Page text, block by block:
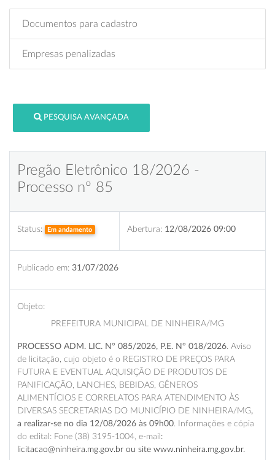
Documentos para cadastro
Empresas penalizadas
PESQUISA AVANÇADA
Pregão Eletrônico 18/2026 -
Processo nº 85
Status: Em andamento Abertura: 12/08/2026 09:00
Publicado em: 31/07/2026
Objeto:
PREFEITURA MUNICIPAL DE NINHEIRA/MG
PROCESSO ADM. LIC. N° 085/2026, P.E. N° 018/2026 . Aviso
de licitação, cujo objeto é o REGISTRO DE PREÇOS PARA
FUTURA E EVENTUAL AQUISIÇÃO DE PRODUTOS DE
PANIFICAÇÃO, LANCHES, BEBIDAS, GÊNEROS
ALIMENTÍCIOS E CORRELATOS PARA ATENDIMENTO ÀS
DIVERSAS SECRETARIAS DO MUNICÍPIO DE NINHEIRA/MG,
a realizar-se no dia 12/08/2026 às 09h00 . Informações e cópia
do edital: Fone (38) 3195-1004, e-mail :
licitacao@ninheira.mg.gov.br ou site www.ninheira.mg.gov.br.